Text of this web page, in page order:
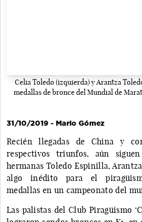
Celia Toledo (izquierda) y Arantza
medallas de bronce del Mundial de
31/10/2019 - Mario Gómez
Recién llegadas de China y
respectivos triunfos, aún
hermanas Toledo Espinilla,
algo inédito para el
medallas en un campeonato del
Las palistas del Club Piragüismo